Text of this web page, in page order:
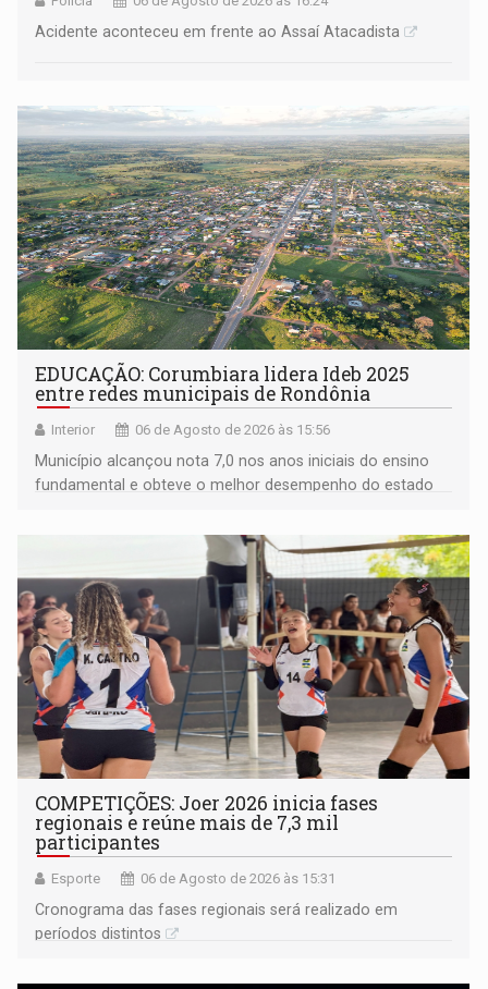
Acidente aconteceu em frente ao Assaí Atacadista
EDUCAÇÃO: Corumbiara lidera Ideb 2025
entre redes municipais de Rondônia
Interior 06 de Agosto de 2026 às 15:56
Município alcançou nota 7,0 nos anos iniciais do ensino
fundamental e obteve o melhor desempenho do estado
COMPETIÇÕES: Joer 2026 inicia fases
regionais e reúne mais de 7,3 mil
participantes
Esporte 06 de Agosto de 2026 às 15:31
Cronograma das fases regionais será realizado em
períodos distintos